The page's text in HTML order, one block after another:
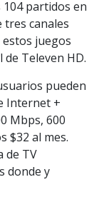
partidos en
tres canales
estos juegos
Televen HD.
pueden
Internet +
Mbps, 600
$32 al mes.
de TV
donde y